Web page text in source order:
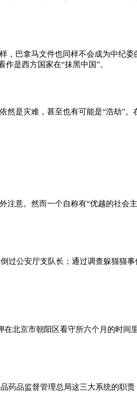
巴拿马文件也同样不会成为中纪
是西方国家在“抹黑中国”。
是灾难，甚至也有可能是“浩劫”
意。然而一个自称有“优越的社会
公安厅支队长；通过调查躲猫猫
北京市朝阳区看守所六个月的时
品监督管理总局这三大系统的职